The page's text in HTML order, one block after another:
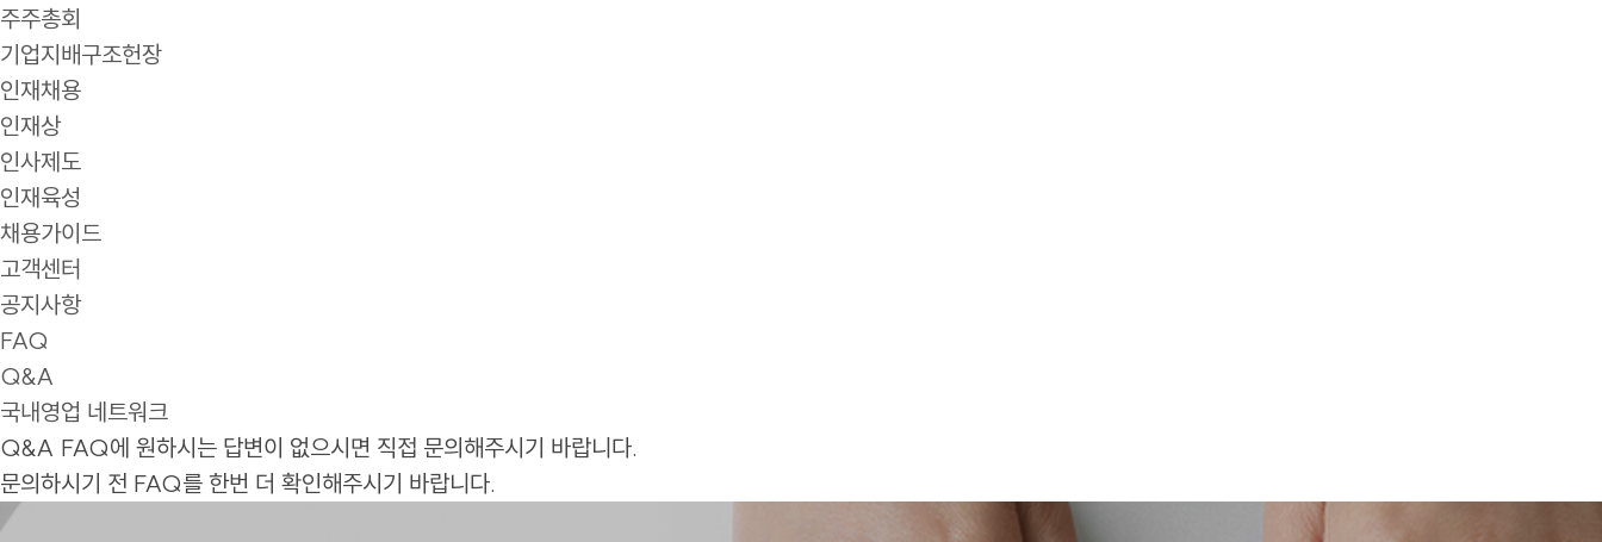
주주총회
기업지배구조헌장
인재채용
인재상
인사제도
인재육성
채용가이드
고객센터
공지사항
FAQ
Q&A
국내영업 네트워크
Q&A FAQ에 원하시는 답변이 없으시면 직접 문의해주시기 바랍니다.
문의하시기 전 FAQ를 한번 더 확인해주시기 바랍니다.